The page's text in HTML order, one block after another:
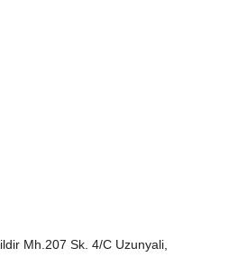
Mh.207 Sk. 4/C Uzunyali,